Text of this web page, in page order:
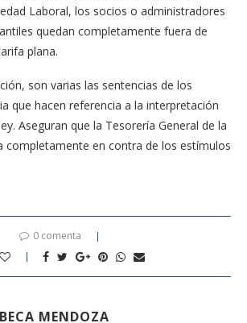
Laboral, los socios o administradores
quedan completamente fuera de
plana.
son varias las sentencias de los
que hacen referencia a la interpretación
Aseguran que la Tesorería General de la
completamente en contra de los estímulos
0 comenta
MENDOZA